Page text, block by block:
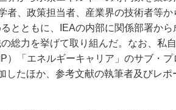
者、政策担当者、産業界の技術者等
とともに、IEAの内部に関係部署か
総力を挙げて取り組んだ。なお、私
）「エネルギーキャリア」のサブ・
したほか、参考文献の執筆者及びレ